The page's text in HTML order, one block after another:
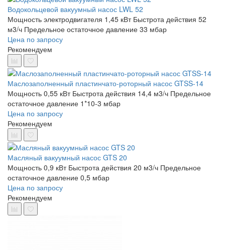
Водокольцевой вакуумный насос LWL 52
Мощность электродвигателя 1,45 кВт Быстрота действия 52
м3/ч Предельное остаточное давление 33 мбар
Цена по запросу
Рекомендуем
Маслозаполненный пластинчато-роторный насос GTSS-14
Мощность 0,55 кВт Быстрота действия 14,4 м3/ч Предельное
остаточное давление 1*10-3 мбар
Цена по запросу
Рекомендуем
Масляный вакуумный насос GTS 20
Мощность 0,9 кВт Быстрота действия 20 м3/ч Предельное
остаточное давление 0,5 мбар
Цена по запросу
Рекомендуем